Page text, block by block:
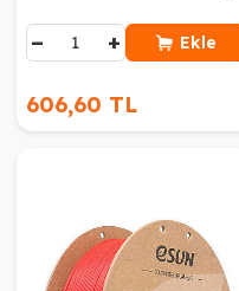
− + Ekle
606,60 TL